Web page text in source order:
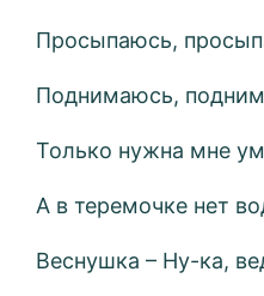
Просыпаюсь,
Поднимаюсь,
Только нужна мне
А в теремочке нет
Веснушка – Ну-ка,